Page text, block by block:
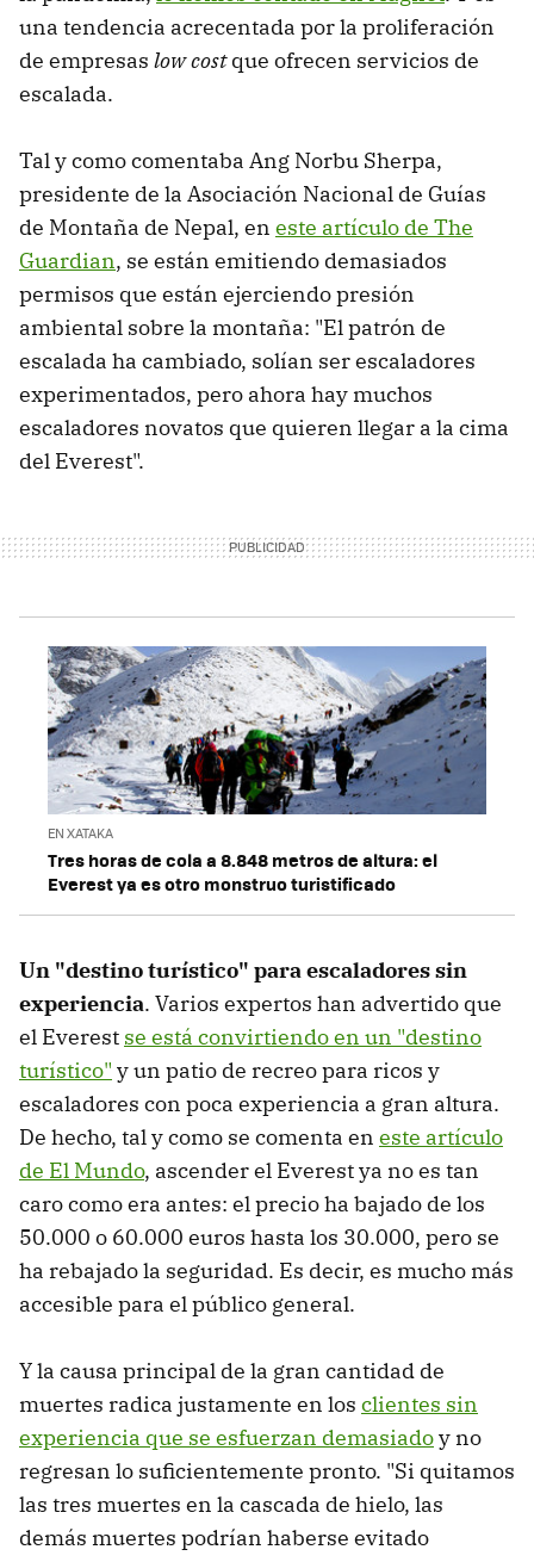
una tendencia acrecentada por la proliferación
de empresas low costque ofrecen servicios de
escalada.
Tal y como comentaba Ang Norbu Sherpa,
presidente de la Asociación Nacional de Guías
de Montaña de Nepal, en este artículo de The
Guardian, se están emitiendo demasiados
permisos que están ejerciendo presión
ambiental sobre la montaña: "El patrón de
escalada ha cambiado, solían ser escaladores
experimentados, pero ahora hay muchos
escaladores novatos que quieren llegar a la cima
del Everest".
EN XATAKA
Tres horas de cola a 8.848 metros de altura: el
Everest ya es otro monstruo turistificado
Un "destino turístico" para escaladores sin
experiencia. Varios expertos han advertido que
el Everest se está convirtiendo en un "destino
turístico" y un patio de recreo para ricos y
escaladores con poca experiencia a gran altura.
De hecho, tal y como se comenta en este artículo
de El Mundo, ascender el Everest ya no es tan
caro como era antes: el precio ha bajado de los
50.000 o 60.000 euros hasta los 30.000, pero se
ha rebajado la seguridad. Es decir, es mucho más
accesible para el público general.
Y la causa principal de la gran cantidad de
muertes radica justamente en los clientes sin
experiencia que se esfuerzan demasiadoy no
regresan lo suficientemente pronto. "Si quitamos
las tres muertes en la cascada de hielo, las
demás muertes podrían haberse evitado